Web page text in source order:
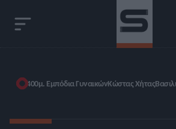
400μ. Εμπόδια ΓυναικώνΚώστας Χήτας